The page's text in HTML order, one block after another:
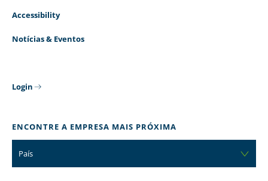
Accessibility
Notícias & Eventos
Login
ENCONTRE A EMPRESA MAIS PRÓXIMA
País